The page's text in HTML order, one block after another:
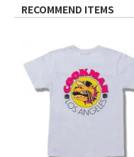
RECOMMEND ITEMS